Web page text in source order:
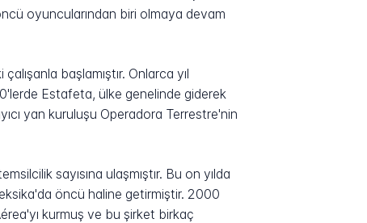
oyuncularından biri olmaya devam
başlamıştır. Onlarca yıl
Estafeta, ülke genelinde giderek
yan kuruluşu Operadora Terrestre'nin
sayısına ulaşmıştır. Bu on yılda
öncü haline getirmiştir. 2000
kurmuş ve bu şirket birkaç